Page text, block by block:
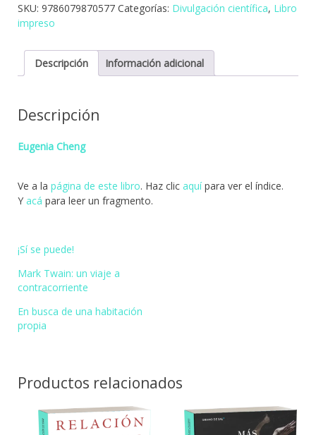
la
lógica
mundo
SKU: 9786079870577 Categorías: Divulgación científica, Libro
impreso
Descripción Información adicional
Descripción
Eugenia Cheng
Ve a la página de este libro. Haz clic aquípara ver el índice.
Y acá para leer un fragmento.
¡Sí se puede!
Mark Twain: un viaje a
contracorriente
En busca de una habitación
propia
Productos relacionados